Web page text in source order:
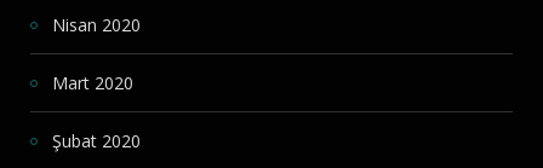
Nisan 2020
Mart 2020
Şubat 2020